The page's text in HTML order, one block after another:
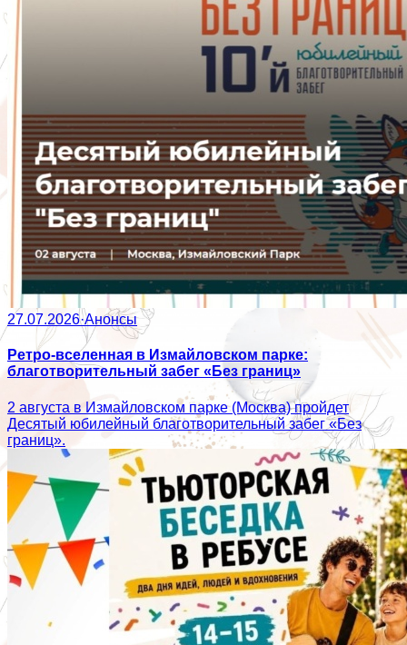
27.07.2026·Анонсы
Ретро-вселенная в Измайловском парке:
благотворительный забег «Без границ»
2 августа в Измайловском парке (Москва) пройдет
Десятый юбилейный благотворительный забег «Без
границ».